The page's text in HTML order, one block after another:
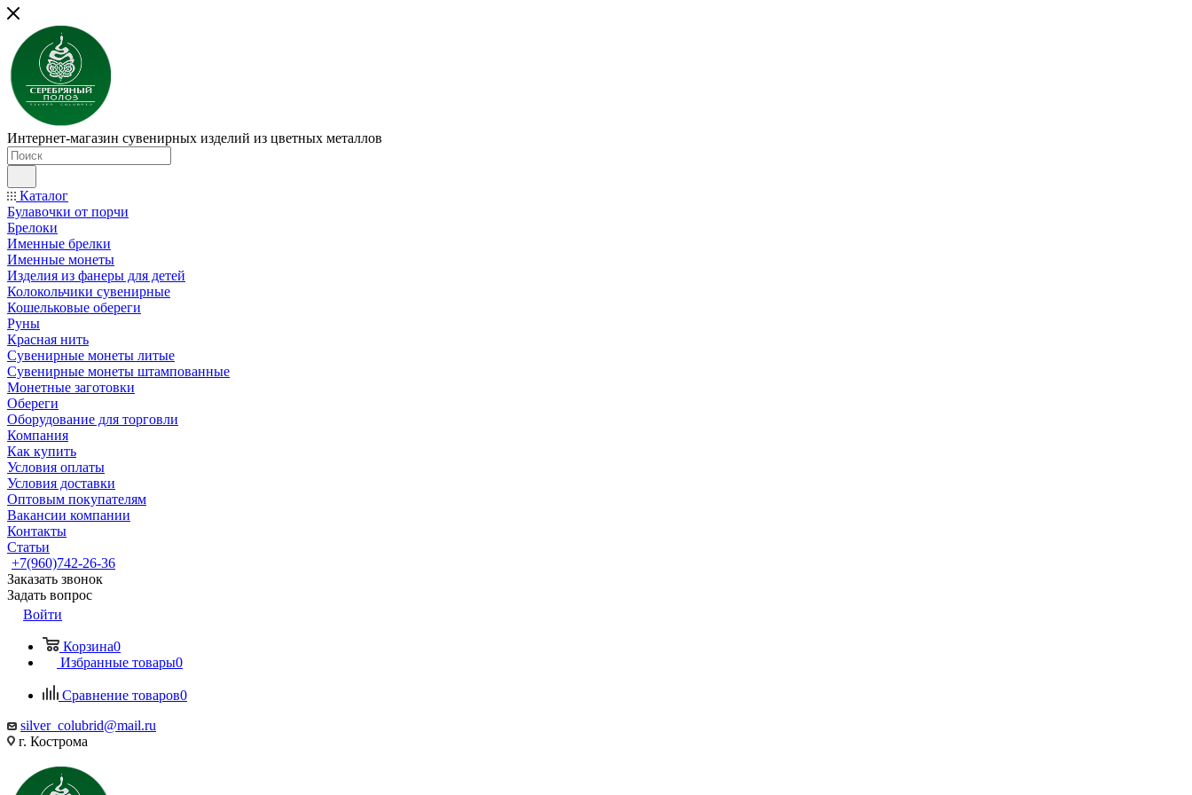
Интернет-магазин сувенирных изделий из цветных металлов
Каталог
Булавочки от порчи
Брелоки
Именные брелки
Именные монеты
Изделия из фанеры для детей
Колокольчики сувенирные
Кошельковые обереги
Руны
Красная нить
Сувенирные монеты литые
Сувенирные монеты штампованные
Монетные заготовки
Обереги
Оборудование для торговли
Компания
Как купить
Условия оплаты
Условия доставки
Оптовым покупателям
Вакансии компании
Контакты
Статьи
+7(960)742-26-36
Заказать звонок
Задать вопрос
Войти
Корзина0
Избранные товары0
Сравнение товаров0
silver_colubrid@mail.ru
г. Кострома